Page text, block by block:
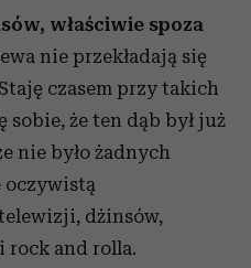
właściwie spoza
nie przekładają się
czasem przy takich
że ten dąb był już
nie było żadnych
oczywistą
dżinsów,
rock and rolla.